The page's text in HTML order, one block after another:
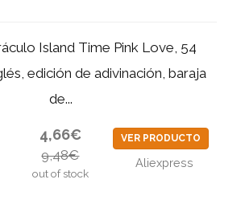
Island Time Pink Love, 54
edición de adivinación, baraja
de...
4,66€
9,48€
out of stock
VER PRODUCTO
Aliexpress